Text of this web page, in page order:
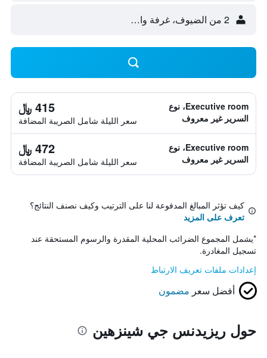
2 من الضيوف، غرفة واحدة
Executive room، نوع
السرير غير معروف
415 ﷼
سعر الليلة شامل الصريبة المضافة
Executive room، نوع
السرير غير معروف
472 ﷼
سعر الليلة شامل الصريبة المضافة
كيف تؤثر المبالغ المدفوعة لنا على الترتيب وكيف نصنف النتائج؟
تعرف على المزيد
*يشمل المجموع الضرائب المحلية المقدرة والرسوم المستحقة عند
تسجيل المغادرة.
إعدادات ملفات تعريف الارتباط
أفضل سعر مضمون
حول ريزيدنس جي شينزهين